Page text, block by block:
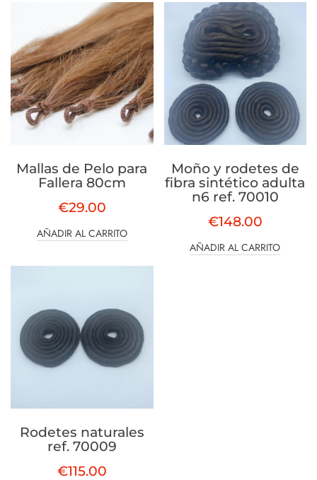
Mallas de Pelo para
Fallera 80cm
€29.00
AÑADIR AL CARRITO
Moño y rodetes de
fibra sintético adulta
n6 ref. 70010
€148.00
AÑADIR AL CARRITO
Rodetes naturales
ref. 70009
€115.00